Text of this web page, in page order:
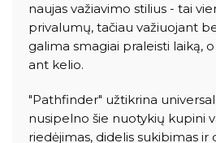
naujas važiavimo stilius - tai
privalumų, tačiau važiuojant
galima smagiai praleisti laiką,
ant kelio.
"Pathfinder" užtikrina
nusipelno šie nuotykių kupini
riedėjimas, didelis sukibimas